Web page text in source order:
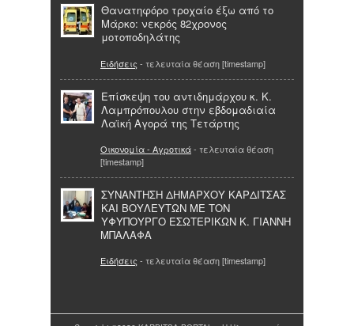
Θανατηφόρο τροχαίο έξω από το
Μάρκο: νεκρός 82χρονος
μοτοποδηλάτης
Ειδήσεις - τελευταία θέαση [timestamp]
Επίσκεψη του αντιδημάρχου κ. Κ.
Λαμπρόπουλου στην εβδομαδιαία
Λαϊκή Αγορά της Τετάρτης
Οικονομία - Αγροτικά- τελευταία θέαση
[timestamp]
ΣΥΝΑΝΤΗΣΗ ΔΗΜΑΡΧΟΥ ΚΑΡΔΙΤΣΑΣ
ΚΑΙ ΒΟΥΛΕΥΤΩΝ ΜΕ ΤΟΝ
ΥΦΥΠΟΥΡΓΟ ΕΣΩΤΕΡΙΚΩΝ Κ. ΓΙΑΝΝΗ
ΜΠΑΛΑΦΑ
Ειδήσεις - τελευταία θέαση [timestamp]